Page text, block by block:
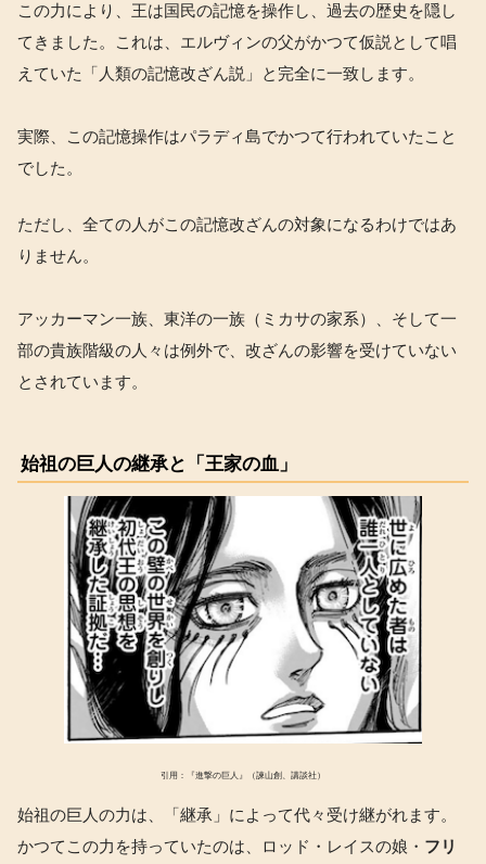
この力により、王は国民の記憶を操作し、過去の歴史を隠し
てきました。これは、エルヴィンの父がかつて仮説として唱
えていた「人類の記憶改ざん説」と完全に一致します。
実際、この記憶操作はパラディ島でかつて行われていたこと
でした。
ただし、全ての人がこの記憶改ざんの対象になるわけではあ
りません。
アッカーマン一族、東洋の一族（ミカサの家系）、そして一
部の貴族階級の人々は例外で、改ざんの影響を受けていない
とされています。
始祖の巨人の継承と「王家の血」
引用：『進撃の巨人』（諫山創、講談社）
始祖の巨人の力は、「継承」によって代々受け継がれます。
かつてこの力を持っていたのは、ロッド・レイスの娘・ フリ